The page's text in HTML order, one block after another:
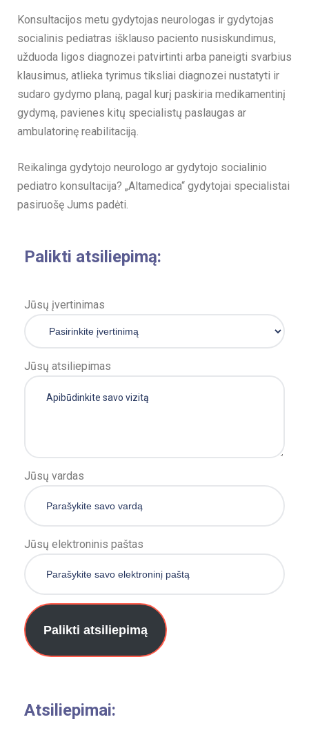
Konsultacijos metu gydytojas neurologas ir gydytojas
socialinis pediatras išklauso paciento nusiskundimus,
užduoda ligos diagnozei patvirtinti arba paneigti svarbius
klausimus, atlieka tyrimus tiksliai diagnozei nustatyti ir
sudaro gydymo planą, pagal kurį paskiria medikamentinį
gydymą, pavienes kitų specialistų paslaugas ar
ambulatorinę reabilitaciją.
Reikalinga gydytojo neurologo ar gydytojo socialinio
pediatro konsultacija? „Altamedica“ gydytojai specialistai
pasiruošę Jums padėti.
Palikti atsiliepimą:
Jūsų įvertinimas
Jūsų atsiliepimas
Jūsų vardas
Jūsų elektroninis paštas
Palikti atsiliepimą
Atsiliepimai: